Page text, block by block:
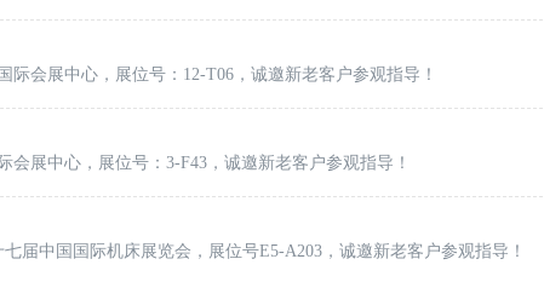
会展中心，展位号：12-T06，诚邀新老客户参观指导！
展中心，展位号：3-F43，诚邀新老客户参观指导！
届中国国际机床展览会，展位号E5-A203，诚邀新老客户参观指导！